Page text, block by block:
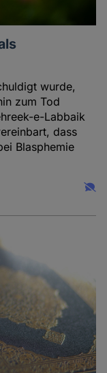
wurde,
zum Tod
e-Labbaik
dass
Blasphemie